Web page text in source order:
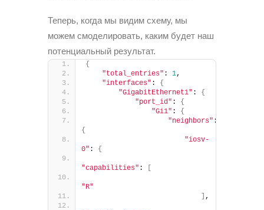
Теперь, когда мы видим схему, мы
можем смоделировать, каким будет наш
потенциальный результат.
{
"total_entries" : 1,
"interfaces" : {
"GigabitEthernet1" : {
"port_id" : {
"Gi1" : {
"neighbors"
{
"iosv-
0" : {
"capabilities" : [
"R"
] ,